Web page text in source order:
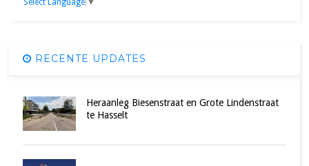
Select Language ▼
RECENTE UPDATES
Heraanleg Biesenstraat en Grote Lindenstraat
te Hasselt